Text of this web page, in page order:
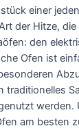
einer
der Hitze,
den
Ofen ist
traditionelles
werden.
am besten